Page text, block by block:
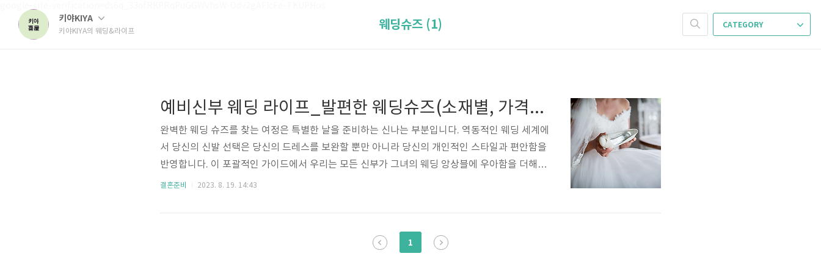
키야KIYA
키야KIYA의 웨딩&라이프
CATEGORY
웨딩슈즈 (1)
예비신부 웨딩 라이프_발편한 웨딩슈즈(소재별, 가격대별, 피부톤별)
완벽한 웨딩 슈즈를 찾는 여정은 특별한 날을 준비하는 신나는 부분입니다. 역동적인 웨딩 세계에
서 당신의 신발 선택은 당신의 드레스를 보완할 뿐만 아니라 당신의 개인적인 스타일과 편안함을
반영합니다. 이 포괄적인 가이드에서 우리는 모든 신부가 그녀의 웨딩 앙상블에 우아함을 더해주
는 완벽한 한 쌍을 발견할 수 있도록 드레스 소재, 가격대, 그리고 피부톤에 맞춘 웨딩 슈즈 추천을
는 섬세한 힐이나 플랫을 선택하세요. '루부탱', '로저 비비에', '마놀로 블라닉' 등의 브랜드는 이러
결혼준비 2023. 8. 19. 14:43
1